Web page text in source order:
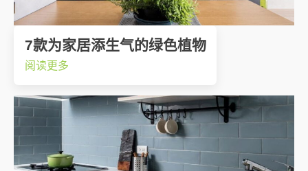
7款为家居添生气的绿色植物
阅读更多